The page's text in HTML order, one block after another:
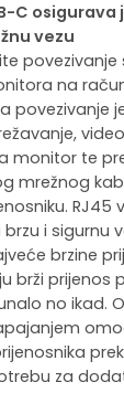
C
vezu
povezivanje
na
povezivanje
monitor te
mrežnog
RJ45
i sigurnu
brzine
brži prijenos
no ikad.
za